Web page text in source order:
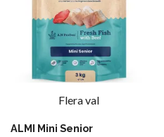
Flera val
ALMI Mini Senior